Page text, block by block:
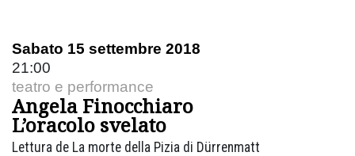
Sabato 15 settembre 2018
21:00
teatro e performance
Angela Finocchiaro
L’oracolo svelato
Lettura de La morte della Pizia di Dürrenmatt